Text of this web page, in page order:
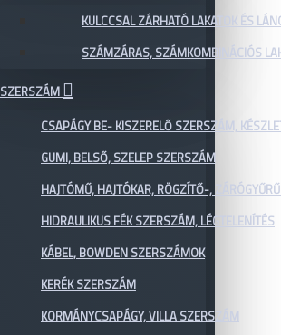
KULCCSAL ZÁRHATÓ LAKATOK ÉS
SZÁMZÁRAS, SZÁMKOMBINÁCIÓS
SZERSZÁM
CSAPÁGY BE- KISZERELŐ SZERSZÁM,
GUMI, BELSŐ, SZELEP SZERSZÁM
HAJTÓMŰ, HAJTÓKAR, RÖGZÍTŐ-,
HIDRAULIKUS FÉK SZERSZÁM, LÉGTELENÍTÉS
KÁBEL, BOWDEN SZERSZÁMOK
KERÉK SZERSZÁM
KORMÁNYCSAPÁGY, VILLA SZERSZÁM